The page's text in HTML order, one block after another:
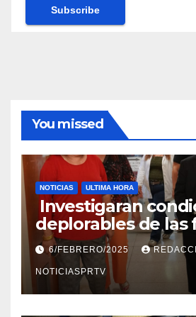
You missed
NOTICIAS ULTIMA HORA
Investigaran
deplorables de las
el Departamento
en Mayagüez
6/FEBRERO/2025
NOTICIASPRTV